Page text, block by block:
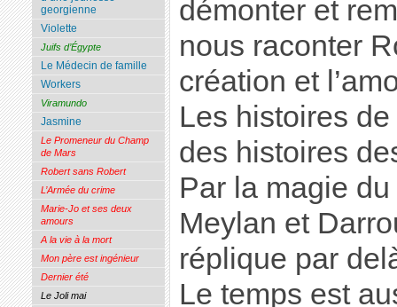
démonter et
nous raconter
création et
Les histoires
des histoires
Par la magie
Meylan et
réplique par
Le temps est
georgienne
Violette
Juifs d’Égypte
Le Médecin de famille
Workers
Viramundo
Jasmine
Le Promeneur du Champ
de Mars
Robert sans Robert
L’Armée du crime
Marie-Jo et ses deux
amours
A la vie à la mort
Mon père est ingénieur
Dernier été
Le Joli mai